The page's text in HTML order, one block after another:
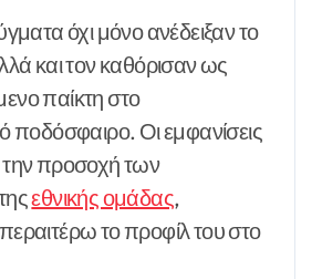
όχι μόνο ανέδειξαν το
και τον καθόρισαν ως
παίκτη στο
ποδόσφαιρο. Οι εμφανίσεις
προσοχή των
εθνικής ομάδας,
το προφίλ του στο